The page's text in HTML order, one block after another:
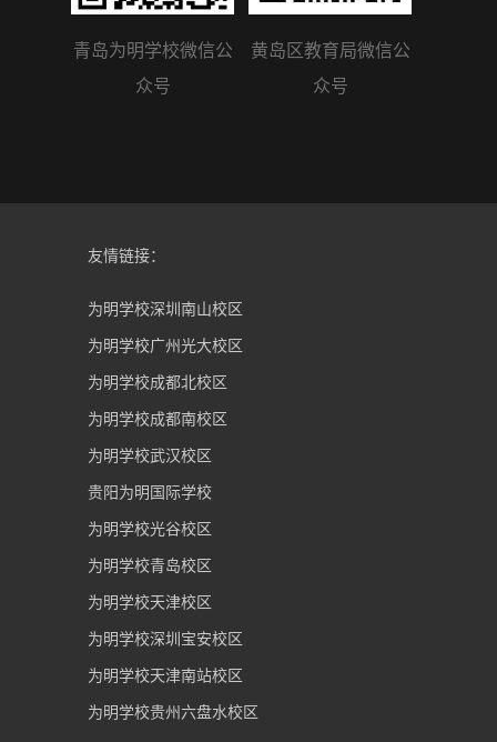
青岛为明学校微信公
众号
黄岛区教育局微信公
众号
友情链接：
为明学校深圳南山校区
为明学校广州光大校区
为明学校成都北校区
为明学校成都南校区
为明学校武汉校区
贵阳为明国际学校
为明学校光谷校区
为明学校青岛校区
为明学校天津校区
为明学校深圳宝安校区
为明学校天津南站校区
为明学校贵州六盘水校区